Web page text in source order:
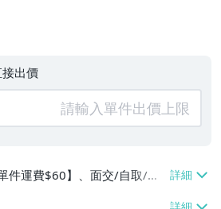
出價
件運費$60】、面交/自取/不
】